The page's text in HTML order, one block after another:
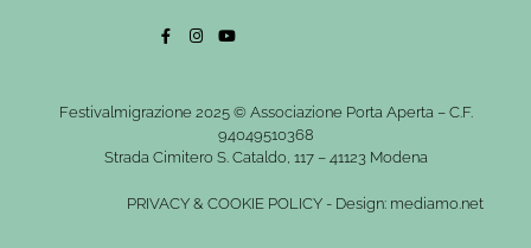
Festivalmigrazione 2025 © Associazione Porta Aperta – C.F.
94049510368
Strada Cimitero S. Cataldo, 117 – 41123 Modena
PRIVACY & COOKIE POLICY - Design: mediamo.net